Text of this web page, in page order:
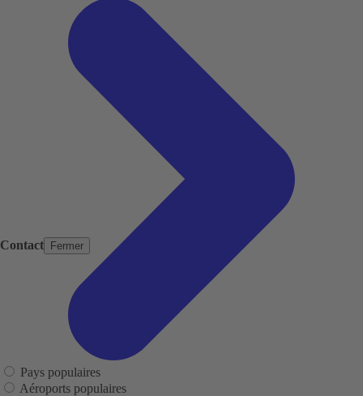
Contact Fermer
Pays populaires
Aéroports populaires